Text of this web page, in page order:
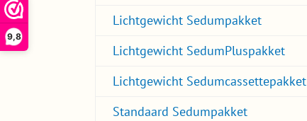
9,8
Lichtgewicht Sedumpakket
Lichtgewicht SedumPluspakket
Lichtgewicht Sedumcassettepakket
Standaard Sedumpakket